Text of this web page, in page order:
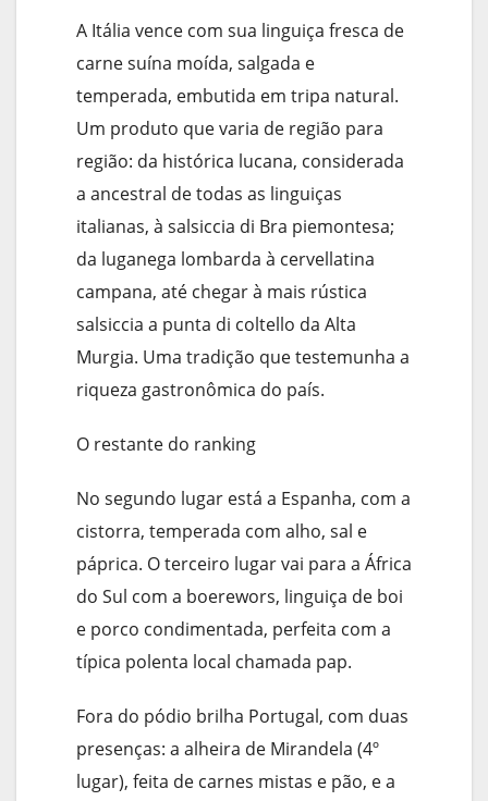
A Itália vence com sua linguiça fresca de
carne suína moída, salgada e
temperada, embutida em tripa natural.
Um produto que varia de região para
região: da histórica lucana, considerada
a ancestral de todas as linguiças
italianas, à salsiccia di Bra piemontesa;
da luganega lombarda à cervellatina
campana, até chegar à mais rústica
salsiccia a punta di coltello da Alta
Murgia. Uma tradição que testemunha a
riqueza gastronômica do país.
O restante do ranking
No segundo lugar está a Espanha, com a
cistorra, temperada com alho, sal e
páprica. O terceiro lugar vai para a África
do Sul com a boerewors, linguiça de boi
e porco condimentada, perfeita com a
típica polenta local chamada pap.
Fora do pódio brilha Portugal, com duas
presenças: a alheira de Mirandela (4º
lugar), feita de carnes mistas e pão, e a